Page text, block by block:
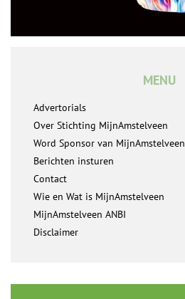
MENU
Advertorials
Over Stichting MijnAmstelveen
Word Sponsor van MijnAmstelveen
Berichten insturen
Contact
Wie en Wat is MijnAmstelveen
MijnAmstelveen ANBI
Disclaimer